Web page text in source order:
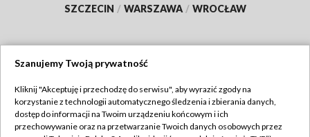
SZCZECIN / WARSZAWA / WROCŁAW
TVP
Abonament TVP
Regulamin TVP
Szanujemy Twoją prywatność
Kliknij "Akceptuję i przechodzę do serwisu", aby wyrazić zgody na
korzystanie z technologii automatycznego śledzenia i zbierania danych,
dostęp do informacji na Twoim urządzeniu końcowym i ich
przechowywanie oraz na przetwarzanie Twoich danych osobowych przez